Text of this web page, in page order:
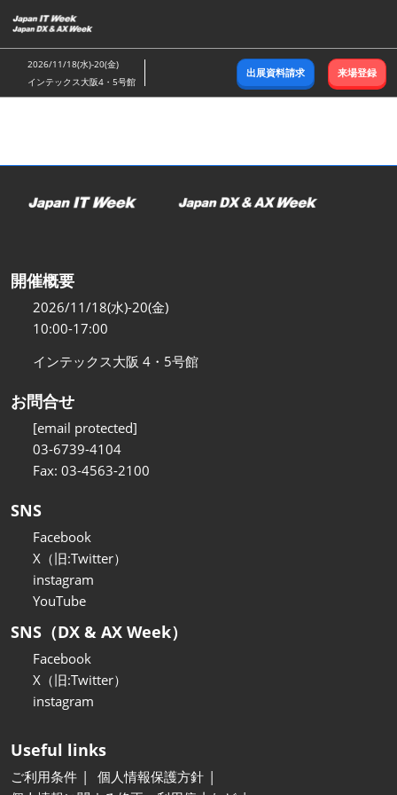
キ
ッ
し
む
2026/11/18(水)-20(金)
インテックス大阪4・5号館
出展資料請求 来場登録
開催概要
2026/11/18(水)-20(金)
10:00-17:00
インテックス大阪 4・5号館
お問合せ
[email protected]
03-6739-4104
Fax: 03-4563-2100
SNS
Facebook
X（旧:Twitter）
instagram
YouTube
SNS（DX & AX Week）
Facebook
X（旧:Twitter）
instagram
Useful links
ご利用条件
個人情報保護方針